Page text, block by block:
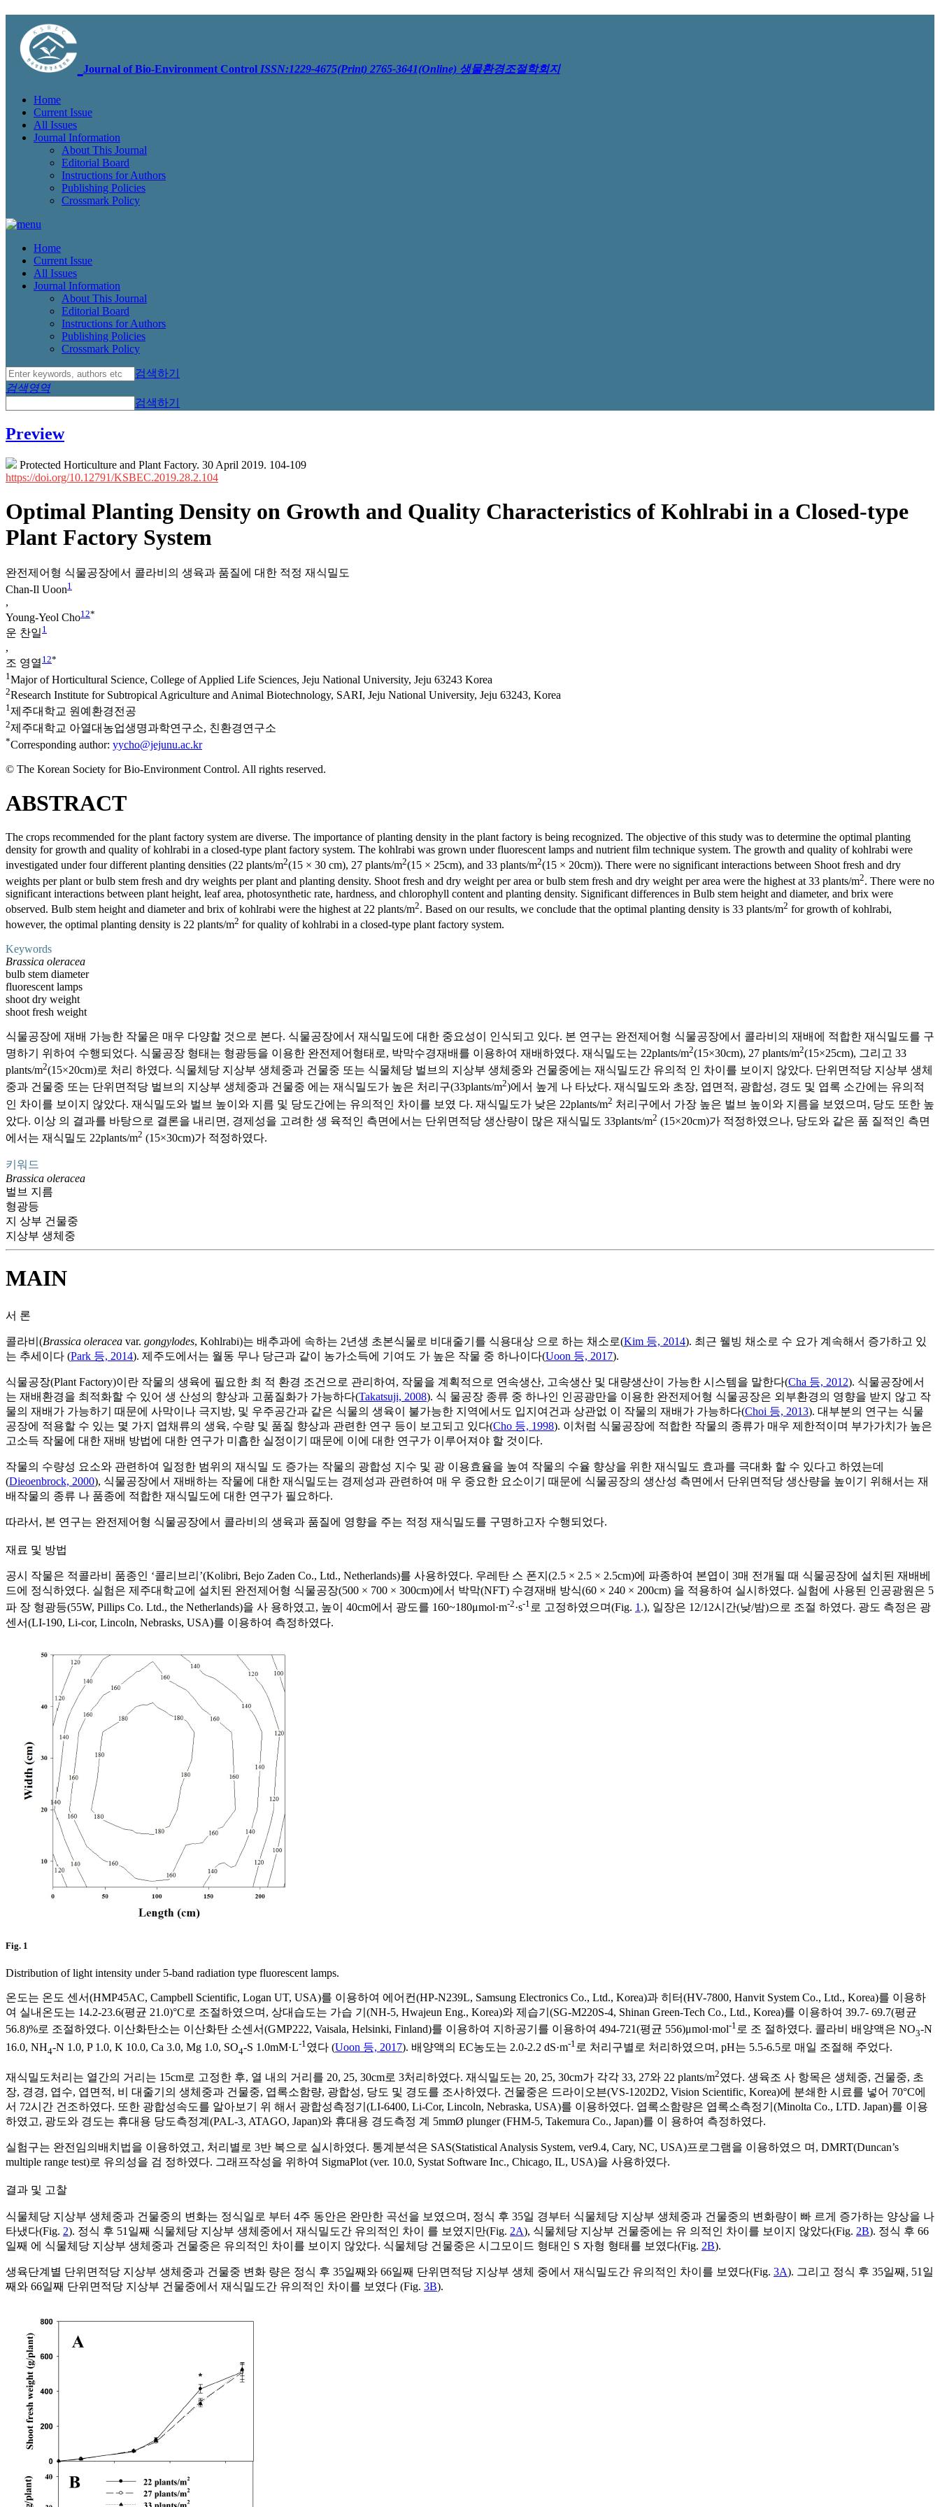
Journal of Bio-Environment Control ISSN:1229-4675(Print) 2765-3641(Online) 생물환경조절학회지
Home
Current Issue
All Issues
Journal Information
About This Journal
Editorial Board
Instructions for Authors
Publishing Policies
Crossmark Policy
Home
Current Issue
All Issues
Journal Information
About This Journal
Editorial Board
Instructions for Authors
Publishing Policies
Crossmark Policy
검색하기
검색영역
검색하기
Preview
Protected Horticulture and Plant Factory. 30 April 2019. 104-109
https://doi.org/10.12791/KSBEC.2019.28.2.104
Optimal Planting Density on Growth and Quality Characteristics of Kohlrabi in a Closed-type
Plant Factory System
완전제어형 식물공장에서 콜라비의 생육과 품질에 대한 적정 재식밀도
Chan-Il Uoon1
,
Young-Yeol Cho1 2*
운 찬일 1
,
조 영열 1 2*
1 Major of Horticultural Science, College of Applied Life Sciences, Jeju National University, Jeju 63243 Korea
2Research Institute for Subtropical Agriculture and Animal Biotechnology, SARI, Jeju National University, Jeju 63243, Korea
1 제주대학교 원예환경전공
2제주대학교 아열대농업생명과학연구소, 친환경연구소
*Corresponding author: yycho@jejunu.ac.kr
© The Korean Society for Bio-Environment Control. All rights reserved.
ABSTRACT
The crops recommended for the plant factory system are diverse. The importance of planting density in the plant factory is being recognized. The objective of this study was to determine the optimal planting
density for growth and quality of kohlrabi in a closed-type plant factory system. The kohlrabi was grown under fluorescent lamps and nutrient film technique system. The growth and quality of kohlrabi were
investigated under four different planting densities (22 plants/m2(15 × 30 cm), 27 plants/m2(15 × 25cm), and 33 plants/m2(15 × 20cm)). There were no significant interactions between Shoot fresh and dry
weights per plant or bulb stem fresh and dry weights per plant and planting density. Shoot fresh and dry weight per area or bulb stem fresh and dry weight per area were the highest at 33 plants/m2. There were no
significant interactions between plant height, leaf area, photosynthetic rate, hardness, and chlorophyll content and planting density. Significant differences in Bulb stem height and diameter, and brix were
observed. Bulb stem height and diameter and brix of kohlrabi were the highest at 22 plants/m2. Based on our results, we conclude that the optimal planting density is 33 plants/m2 for growth of kohlrabi,
however, the optimal planting density is 22 plants/m2 for quality of kohlrabi in a closed-type plant factory system.
Keywords
Brassica oleracea
bulb stem diameter
fluorescent lamps
shoot dry weight
shoot fresh weight
식물공장에 재배 가능한 작물은 매우 다양할 것으로 본다. 식물공장에서 재식밀도에 대한 중요성이 인식되고 있다. 본 연구는 완전제어형 식물공장에서 콜라비의 재배에 적합한 재식밀도를 구
명하기 위하여 수행되었다. 식물공장 형태는 형광등을 이용한 완전제어형태로, 박막수경재배를 이용하여 재배하였다. 재식밀도는 22plants/m2(15×30cm), 27 plants/m2(15×25cm), 그리고 33
plants/m2(15×20cm)로 처리 하였다. 식물체당 지상부 생체중과 건물중 또는 식물체당 벌브의 지상부 생체중와 건물중에는 재식밀도간 유의적 인 차이를 보이지 않았다. 단위면적당 지상부 생체
중과 건물중 또는 단위면적당 벌브의 지상부 생체중과 건물중 에는 재식밀도가 높은 처리구(33plants/m2)에서 높게 나 타났다. 재식밀도와 초장, 엽면적, 광합성, 경도 및 엽록 소간에는 유의적
인 차이를 보이지 않았다. 재식밀도와 벌브 높이와 지름 및 당도간에는 유의적인 차이를 보였 다. 재식밀도가 낮은 22plants/m2 처리구에서 가장 높은 벌브 높이와 지름을 보였으며, 당도 또한 높
았다. 이상 의 결과를 바탕으로 결론을 내리면, 경제성을 고려한 생 육적인 측면에서는 단위면적당 생산량이 많은 재식밀도 33plants/m2 (15×20cm)가 적정하였으나, 당도와 같은 품 질적인 측면
에서는 재식밀도 22plants/m2 (15×30cm)가 적정하였다.
키워드
Brassica oleracea
벌브 지름
형광등
지 상부 건물중
지상부 생체중
MAIN
서 론
콜라비(Brassica oleracea var. gongylodes, Kohlrabi)는 배추과에 속하는 2년생 초본식물로 비대줄기를 식용대상 으로 하는 채소로(Kim 등, 2014). 최근 웰빙 채소로 수 요가 계속해서 증가하고 있
는 추세이다 (Park 등, 2014). 제주도에서는 월동 무나 당근과 같이 농가소득에 기여도 가 높은 작물 중 하나이다(Uoon 등, 2017).
식물공장(Plant Factory)이란 작물의 생육에 필요한 최 적 환경 조건으로 관리하여, 작물을 계획적으로 연속생산, 고속생산 및 대량생산이 가능한 시스템을 말한다(Cha 등, 2012). 식물공장에서
는 재배환경을 최적화할 수 있어 생 산성의 향상과 고품질화가 가능하다(Takatsuji, 2008). 식 물공장 종류 중 하나인 인공광만을 이용한 완전제어형 식물공장은 외부환경의 영향을 받지 않고 작
물의 재배가 가능하기 때문에 사막이나 극지방, 및 우주공간과 같은 식물의 생육이 불가능한 지역에서도 입지여건과 상관없 이 작물의 재배가 가능하다(Choi 등, 2013). 대부분의 연구는 식물
공장에 적용할 수 있는 몇 가지 엽채류의 생육, 수량 및 품질 향상과 관련한 연구 등이 보고되고 있다(Cho 등, 1998). 이처럼 식물공장에 적합한 작물의 종류가 매우 제한적이며 부가가치가 높은
고소득 작물에 대한 재배 방법에 대한 연구가 미흡한 실정이기 때문에 이에 대한 연구가 이루어져야 할 것이다.
작물의 수량성 요소와 관련하여 일정한 범위의 재식밀 도 증가는 작물의 광합성 지수 및 광 이용효율을 높여 작물의 수율 향상을 위한 재식밀도 효과를 극대화 할 수 있다고 하였는데
(Dieoenbrock, 2000), 식물공장에서 재배하는 작물에 대한 재식밀도는 경제성과 관련하여 매 우 중요한 요소이기 때문에 식물공장의 생산성 측면에서 단위면적당 생산량을 높이기 위해서는 재
배작물의 종류 나 품종에 적합한 재식밀도에 대한 연구가 필요하다.
따라서, 본 연구는 완전제어형 식물공장에서 콜라비의 생육과 품질에 영향을 주는 적정 재식밀도를 구명하고자 수행되었다.
재료 및 방법
공시 작물은 적콜라비 품종인 ‘콜리브리’(Kolibri, Bejo Zaden Co., Ltd., Netherlands)를 사용하였다. 우레탄 스 폰지(2.5 × 2.5 × 2.5cm)에 파종하여 본엽이 3매 전개될 때 식물공장에 설치된 재배베
드에 정식하였다. 실험은 제주대학교에 설치된 완전제어형 식물공장(500 × 700 × 300cm)에서 박막(NFT) 수경재배 방식(60 × 240 × 200cm) 을 적용하여 실시하였다. 실험에 사용된 인공광원은 5
파 장 형광등(55W, Pillips Co. Ltd., the Netherlands)을 사 용하였고, 높이 40cm에서 광도를 160~180μmol·m-2·s-1로 고정하였으며(Fig. 1.), 일장은 12/12시간(낮/밤)으로 조절 하였다. 광도 측정은 광
센서(LI-190, Li-cor, Lincoln, Nebrasks, USA)를 이용하여 측정하였다.
Fig. 1
Distribution of light intensity under 5-band radiation type fluorescent lamps.
온도는 온도 센서(HMP45AC, Campbell Scientific, Logan UT, USA)를 이용하여 에어컨(HP-N239L, Samsung Electronics Co., Ltd., Korea)과 히터(HV-7800, Hanvit System Co., Ltd., Korea)를 이용하
여 실내온도는 14.2-23.6(평균 21.0)°C로 조절하였으며, 상대습도는 가습 기(NH-5, Hwajeun Eng., Korea)와 제습기(SG-M220S-4, Shinan Green-Tech Co., Ltd., Korea)를 이용하여 39.7- 69.7(평균
56.8)%로 조절하였다. 이산화탄소는 이산화탄 소센서(GMP222, Vaisala, Helsinki, Finland)를 이용하여 지하공기를 이용하여 494-721(평균 556)μmol·mol-1 로 조 절하였다. 콜라비 배양액은 NO3-N
16.0, NH4-N 1.0, P 1.0, K 10.0, Ca 3.0, Mg 1.0, SO4-S 1.0mM·L-1였다 (Uoon 등, 2017). 배양액의 EC농도는 2.0-2.2 dS·m-1로 처리구별로 처리하였으며, pH는 5.5-6.5로 매일 조절해 주었다.
재식밀도처리는 열간의 거리는 15cm로 고정한 후, 열 내의 거리를 20, 25, 30cm로 3처리하였다. 재식밀도는 20, 25, 30cm가 각각 33, 27와 22 plants/m2였다. 생육조 사 항목은 생체중, 건물중, 초
장, 경경, 엽수, 엽면적, 비 대줄기의 생체중과 건물중, 엽록소함량, 광합성, 당도 및 경도를 조사하였다. 건물중은 드라이오븐(VS-1202D2, Vision Scientific, Korea)에 분쇄한 시료를 넣어 70°C에
서 72시간 건조하였다. 또한 광합성속도를 알아보기 위 해서 광합성측정기(LI-6400, Li-Cor, Lincoln, Nebraska, USA)를 이용하였다. 엽록소함량은 엽록소측정기(Minolta Co., LTD. Japan)를 이용
하였고, 광도와 경도는 휴대용 당도측정계(PAL-3, ATAGO, Japan)와 휴대용 경도측정 계 5mmØ plunger (FHM-5, Takemura Co., Japan)를 이 용하여 측정하였다.
실험구는 완전임의배치법을 이용하였고, 처리별로 3반 복으로 실시하였다. 통계분석은 SAS(Statistical Analysis System, ver9.4, Cary, NC, USA)프로그램을 이용하였으 며, DMRT(Duncan’s
multiple range test)로 유의성을 검 정하였다. 그래프작성을 위하여 SigmaPlot (ver. 10.0, Systat Software Inc., Chicago, IL, USA)을 사용하였다.
결과 및 고찰
식물체당 지상부 생체중과 건물중의 변화는 정식일로 부터 4주 동안은 완만한 곡선을 보였으며, 정식 후 35일 경부터 식물체당 지상부 생체중과 건물중의 변화량이 빠 르게 증가하는 양상을 나
타냈다(Fig. 2). 정식 후 51일째 식물체당 지상부 생체중에서 재식밀도간 유의적인 차이 를 보였지만(Fig. 2A), 식물체당 지상부 건물중에는 유 의적인 차이를 보이지 않았다(Fig. 2B). 정식 후 66
일째 에 식물체당 지상부 생체중과 건물중은 유의적인 차이를 보이지 않았다. 식물체당 건물중은 시그모이드 형태인 S 자형 형태를 보였다(Fig. 2B).
생육단계별 단위면적당 지상부 생체중과 건물중 변화 량은 정식 후 35일째와 66일째 단위면적당 지상부 생체 중에서 재식밀도간 유의적인 차이를 보였다(Fig. 3A). 그리고 정식 후 35일째, 51일
째와 66일째 단위면적당 지상부 건물중에서 재식밀도간 유의적인 차이를 보였다 (Fig. 3B).